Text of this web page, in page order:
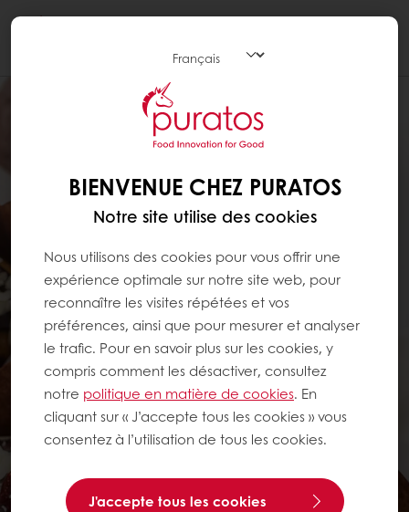
BIENVENUE CHEZ PURATOS
Notre site utilise des cookies
Nous utilisons des cookies pour vous offrir une
expérience optimale sur notre site web, pour
reconnaître les visites répétées et vos
préférences, ainsi que pour mesurer et analyser
le trafic. Pour en savoir plus sur les cookies, y
compris comment les désactiver, consultez
notre politique en matière de cookies. En
cliquant sur « J’accepte tous les cookies » vous
consentez à l’utilisation de tous les cookies.
J'accepte tous les cookies